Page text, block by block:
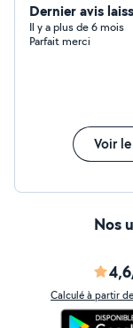
Dernier avis
Il y a plus de 6 mois
Parfait merci
Voir
Nos
Calculé à partir